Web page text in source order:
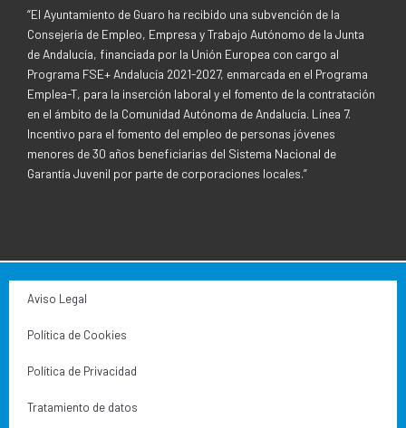
“El Ayuntamiento de Guaro ha recibido una subvención de la
Consejería de Empleo, Empresa y Trabajo Autónomo de la Junta
de Andalucía, financiada por la Unión Europea con cargo al
Programa FSE+ Andalucía 2021-2027, enmarcada en el Programa
Emplea-T, para la inserción laboral y el fomento de la contratación
en el ámbito de la Comunidad Autónoma de Andalucía. Línea 7.
Incentivo para el fomento del empleo de personas jóvenes
menores de 30 años beneficiarias del Sistema Nacional de
Garantía Juvenil por parte de corporaciones locales.”
Aviso Legal
Política de Cookies
Política de Privacidad
Tratamiento de datos